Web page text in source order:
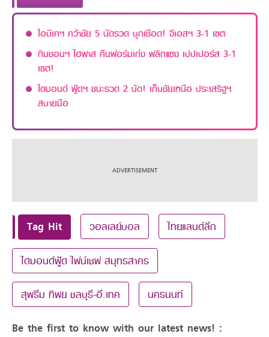
ไอบีเคฯ คว้าชัย 5 นัดรวด บุกเชือด! จีเอสฯ 3-1 เซต
กิมชอนฯ ไฮพาส คืนฟอร์มเก่ง พลิกแซง เปปเปอร์ส 3-1
เซต!
ไดมอนด์ ฟู้ดฯ ชนะรวด 2 นัด! เก็บชัยเหนือ ประเสริฐฯ
สบายมือ
Tag Hit วอลเลย์บอล ไทยแลนด์ลีก
ไดมอนด์ฟู้ด ไฟน์เชฟ สมุทรสาคร
สุพรีม ทิพย ชลบุรี-อี.เทค นครนนท์
Be the first to know with our latest news! :